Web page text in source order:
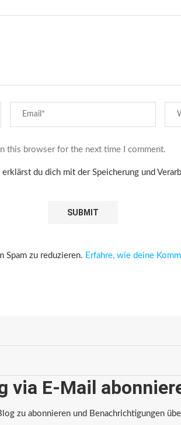
this browser for the next time I comment.
du dich mit der Speicherung und
Spam zu reduzieren. Erfahre, wie deine
via E-Mail
zu abonnieren und Benachrichtigungen